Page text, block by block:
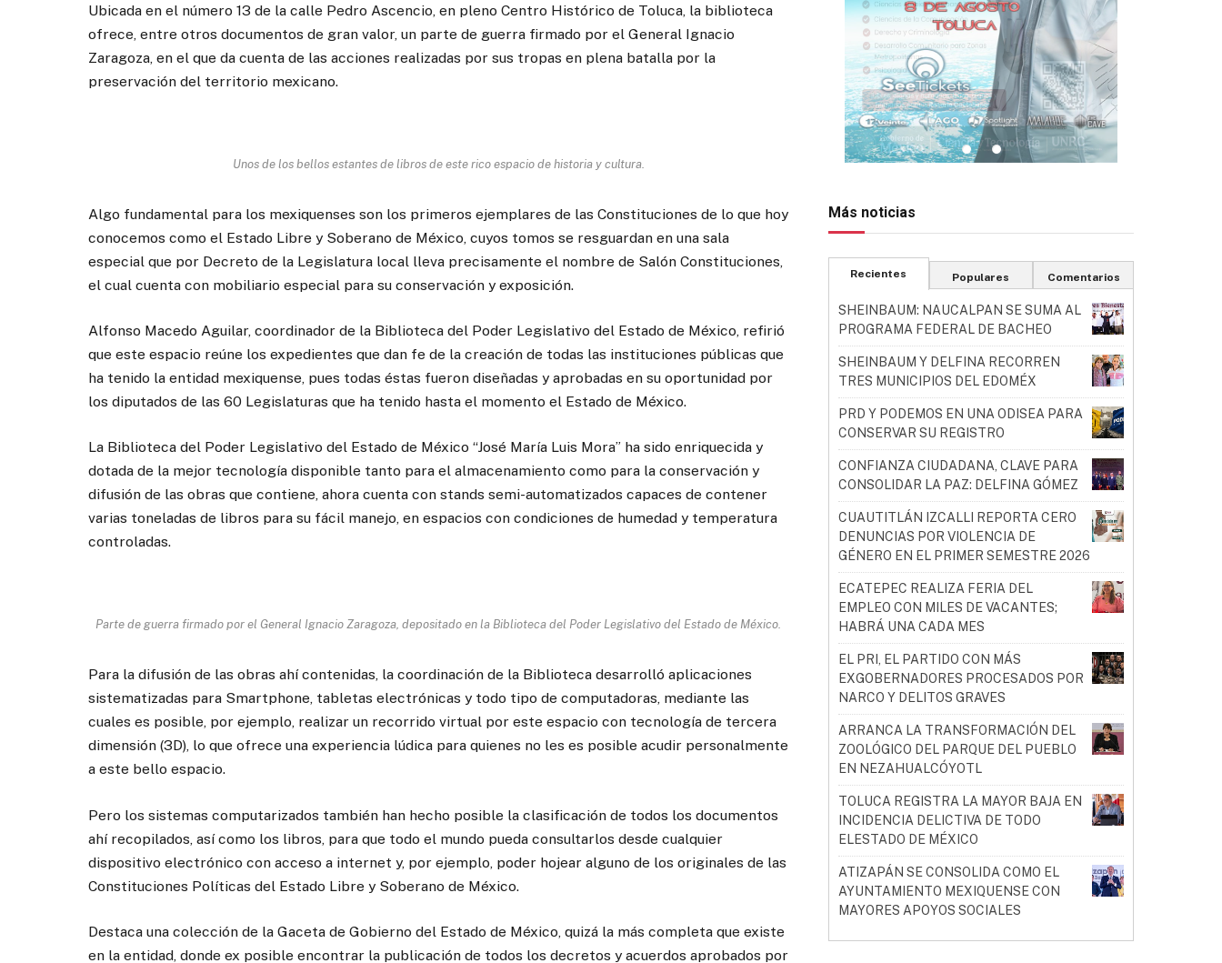
Ubicada en el número 13 de la calle Pedro Ascencio, en pleno Centro Histórico de Toluca, la biblioteca
ofrece, entre otros documentos de gran valor, un parte de guerra firmado por el General Ignacio
Zaragoza, en el que da cuenta de las acciones realizadas por sus tropas en plena batalla por la
preservación del territorio mexicano.
Unos de los bellos estantes de libros de este rico espacio de historia y cultura.
Algo fundamental para los mexiquenses son los primeros ejemplares de las Constituciones de lo que hoy
conocemos como el Estado Libre y Soberano de México, cuyos tomos se resguardan en una sala
especial que por Decreto de la Legislatura local lleva precisamente el nombre de Salón Constituciones,
el cual cuenta con mobiliario especial para su conservación y exposición.
Alfonso Macedo Aguilar, coordinador de la Biblioteca del Poder Legislativo del Estado de México, refirió
que este espacio reúne los expedientes que dan fe de la creación de todas las instituciones públicas que
ha tenido la entidad mexiquense, pues todas éstas fueron diseñadas y aprobadas en su oportunidad por
los diputados de las 60 Legislaturas que ha tenido hasta el momento el Estado de México.
La Biblioteca del Poder Legislativo del Estado de México “José María Luis Mora” ha sido enriquecida y
dotada de la mejor tecnología disponible tanto para el almacenamiento como para la conservación y
difusión de las obras que contiene, ahora cuenta con stands semi-automatizados capaces de contener
varias toneladas de libros para su fácil manejo, en espacios con condiciones de humedad y temperatura
controladas.
Parte de guerra firmado por el General Ignacio Zaragoza, depositado en la Biblioteca del Poder Legislativo del Estado de México.
Para la difusión de las obras ahí contenidas, la coordinación de la Biblioteca desarrolló aplicaciones
sistematizadas para Smartphone, tabletas electrónicas y todo tipo de computadoras, mediante las
cuales es posible, por ejemplo, realizar un recorrido virtual por este espacio con tecnología de tercera
dimensión (3D), lo que ofrece una experiencia lúdica para quienes no les es posible acudir personalmente
a este bello espacio.
Pero los sistemas computarizados también han hecho posible la clasificación de todos los documentos
ahí recopilados, así como los libros, para que todo el mundo pueda consultarlos desde cualquier
dispositivo electrónico con acceso a internet y, por ejemplo, poder hojear alguno de los originales de las
Constituciones Políticas del Estado Libre y Soberano de México.
Destaca una colección de la Gaceta de Gobierno del Estado de México, quizá la más completa que existe
en la entidad, donde ex posible encontrar la publicación de todos los decretos y acuerdos aprobados por
Más noticias
Recientes Populares Comentarios
SHEINBAUM: NAUCALPAN SE SUMA AL
PROGRAMA FEDERAL DE BACHEO
SHEINBAUM Y DELFINA RECORREN
TRES MUNICIPIOS DEL EDOMÉX
PRD Y PODEMOS EN UNA ODISEA PARA
CONSERVAR SU REGISTRO
CONFIANZA CIUDADANA, CLAVE PARA
CONSOLIDAR LA PAZ: DELFINA GÓMEZ
CUAUTITLÁN IZCALLI REPORTA CERO
DENUNCIAS POR VIOLENCIA DE
GÉNERO EN EL PRIMER SEMESTRE 2026
ECATEPEC REALIZA FERIA DEL
EMPLEO CON MILES DE VACANTES;
HABRÁ UNA CADA MES
EL PRI, EL PARTIDO CON MÁS
EXGOBERNADORES PROCESADOS POR
NARCO Y DELITOS GRAVES
ARRANCA LA TRANSFORMACIÓN DEL
ZOOLÓGICO DEL PARQUE DEL PUEBLO
EN NEZAHUALCÓYOTL
TOLUCA REGISTRA LA MAYOR BAJA EN
INCIDENCIA DELICTIVA DE TODO
ELESTADO DE MÉXICO
ATIZAPÁN SE CONSOLIDA COMO EL
AYUNTAMIENTO MEXIQUENSE CON
MAYORES APOYOS SOCIALES